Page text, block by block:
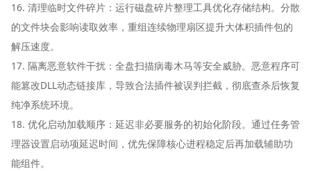
16. 清理临时文件碎片：运行磁盘碎片整理工具优化存储结构。分散
的文件块会影响读取效率，重组连续物理扇区提升大体积插件包的
解压速度。
17. 隔离恶意软件干扰：全盘扫描病毒木马等安全威胁。恶意程序可
能篡改DLL动态链接库，导致合法插件被误判拦截，彻底查杀后恢复
纯净系统环境。
18. 优化启动加载顺序：延迟非必要服务的初始化阶段。通过任务管
理器设置启动项延迟时间，优先保障核心进程稳定后再加载辅助功
能组件。